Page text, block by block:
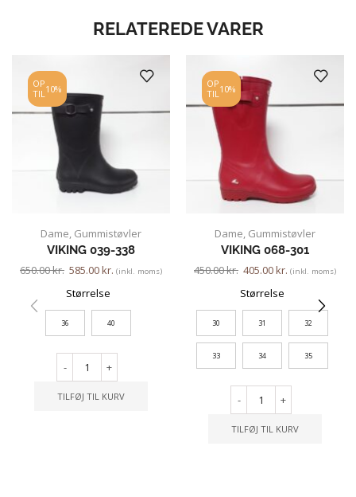
RELATEREDE VARER
OP
TIL10%
Dame, Gummistøvler
VIKING 039-338
650.00kr. 585.00kr. (inkl. moms)
Størrelse
36 40
- +
TILFØJ TIL KURV
OP
TIL10%
Dame, Gummistøvler
VIKING 068-301
450.00kr. 405.00kr. (inkl. moms)
Størrelse
30 31 32
33 34 35
- +
TILFØJ TIL KURV